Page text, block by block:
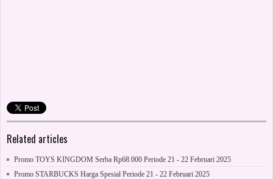
Related articles
Promo TOYS KINGDOM Serba Rp68.000 Periode 21 - 22 Februari 2025
Promo STARBUCKS Harga Spesial Periode 21 - 22 Februari 2025